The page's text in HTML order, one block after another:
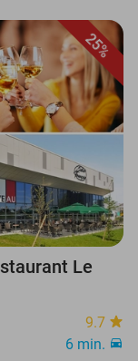
25%
Le
9.7
6 min.